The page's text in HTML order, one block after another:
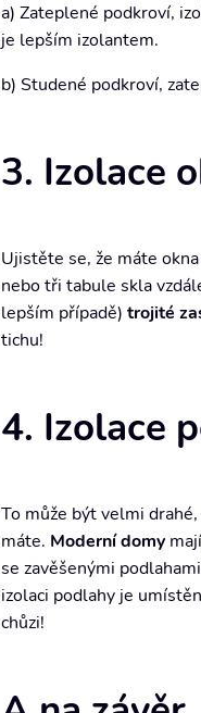
a) Zateplené podkroví,
je lepším izolantem.
b) Studené podkroví,
3. Izolace
Ujistěte se, že máte
nebo tři tabule skla
lepším případě) trojité
tichu!
4. Izolace
To může být velmi
máte. Moderní domy
se zavěšenými
izolaci podlahy je
chůzi!